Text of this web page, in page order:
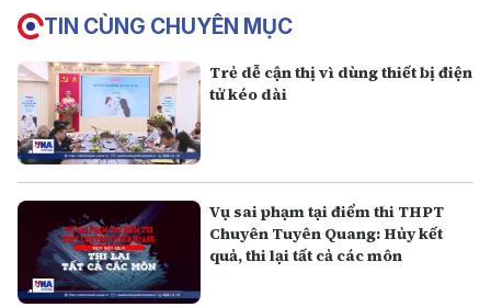
TIN CÙNG CHUYÊN MỤC
Trẻ dễ cận thị vì dùng thiết bị điện
tử kéo dài
Vụ sai phạm tại điểm thi THPT
Chuyên Tuyên Quang: Hủy kết
quả, thi lại tất cả các môn